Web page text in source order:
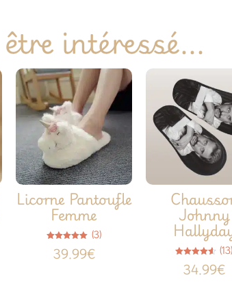
intéressé...
Licorne Pantoufle
Femme
5.00
sur 5
(3)
39.99€
Johnny
4.54
sur 5
(13)
34.99€